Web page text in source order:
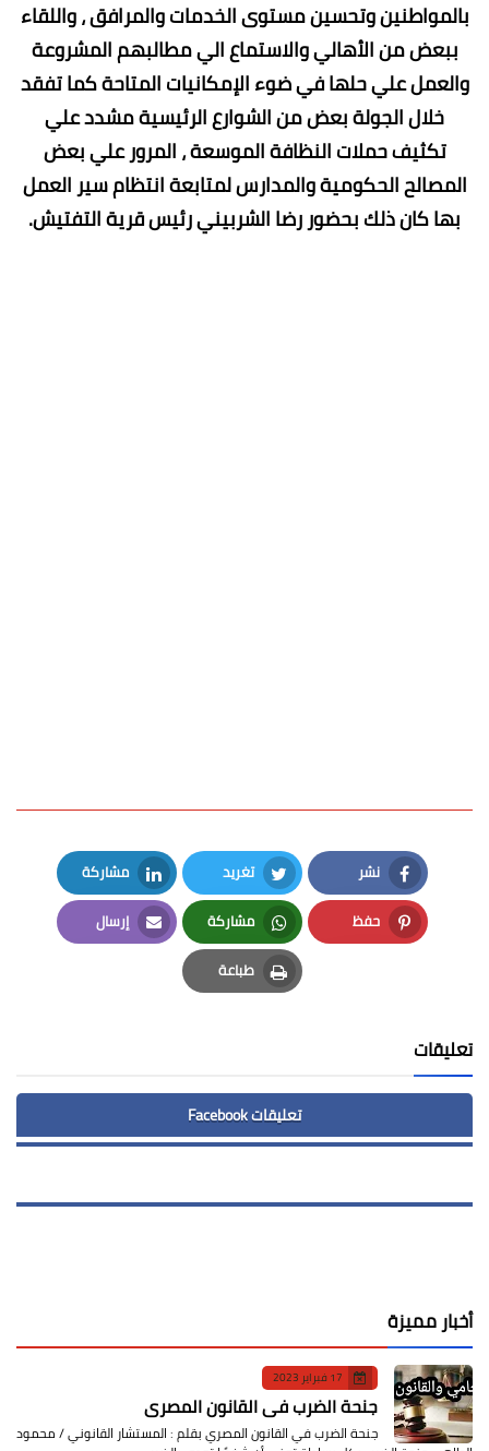
بالمواطنين وتحسين مستوى الخدمات والمرافق ، واللقاء
ببعض من الأهالي والاستماع الي مطالبهم المشروعة
والعمل علي حلها في ضوء الإمكانيات المتاحة كما تفقد
خلال الجولة بعض من الشوارع الرئيسية مشدد علي
تكثيف حملات النظافة الموسعة ، المرور علي بعض
المصالح الحكومية والمدارس لمتابعة انتظام سير العمل
بها كان ذلك بحضور رضا الشربيني رئيس قرية التفتيش.
نشر
Facebook
تغريد
Twitter
مشاركة
LinkedIn
حفظ
Pinterest
مشاركة
Whatsapp
إرسال
Email
طباعة
Print
تعليقات
تعليقات Facebook
أخبار مميزة
17 فبراير 2023
جنحة الضرب في القانون المصري
جنحة الضرب في القانون المصري بقلم : المستشار القانوني / محمود